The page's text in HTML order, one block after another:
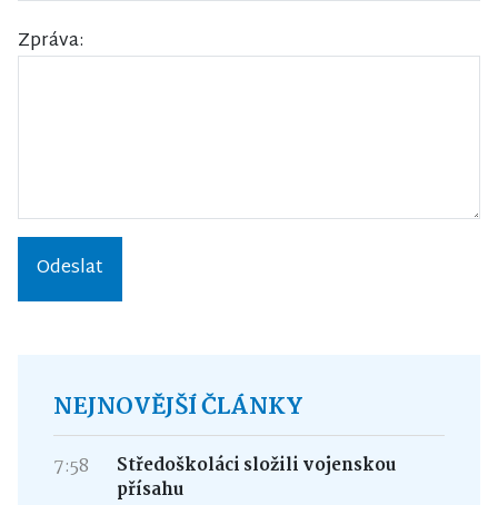
Zpráva:
Odeslat
NEJNOVĚJŠÍ ČLÁNKY
7:58
Středoškoláci složili vojenskou
přísahu